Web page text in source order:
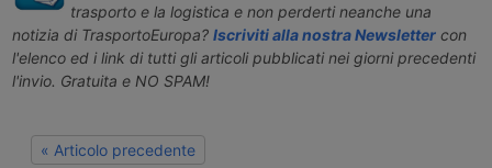
trasporto e la logistica e non perderti neanche una
notizia di TrasportoEuropa? Iscriviti alla nostra Newslettercon
l'elenco ed i link di tutti gli articoli pubblicati nei giorni precedenti
l'invio. Gratuita e NO SPAM!
« Articolo precedente